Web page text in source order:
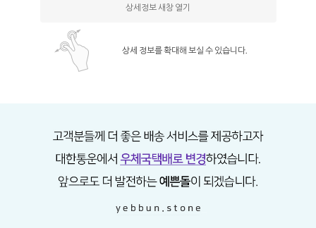
상세정보 새창 열기
상세 정보를 확대해 보실 수 있습니다.